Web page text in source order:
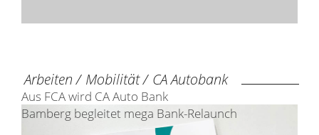
Aus FCA wird CA Auto Bank
Bamberg begleitet mega Bank-Relaunch
Arbeiten/ Mobilität/ CA Autobank